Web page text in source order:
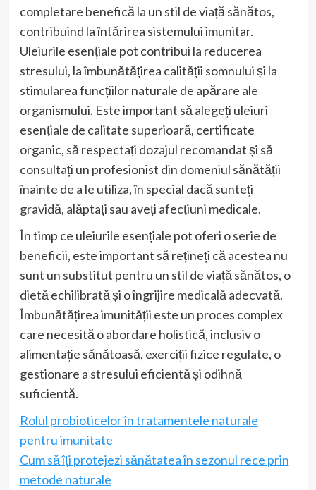
completare benefică la un stil de viață sănătos,
contribuind la întărirea sistemului imunitar.
Uleiurile esențiale pot contribui la reducerea
stresului, la îmbunătățirea calității somnului și la
stimularea funcțiilor naturale de apărare ale
organismului. Este important să alegeți uleiuri
esențiale de calitate superioară, certificate
organic, să respectați dozajul recomandat și să
consultați un profesionist din domeniul sănătății
înainte de a le utiliza, în special dacă sunteți
gravidă, alăptați sau aveți afecțiuni medicale.
În timp ce uleiurile esențiale pot oferi o serie de
beneficii, este important să rețineți că acestea nu
sunt un substitut pentru un stil de viață sănătos, o
dietă echilibrată și o îngrijire medicală adecvată.
Îmbunătățirea imunității este un proces complex
care necesită o abordare holistică, inclusiv o
alimentație sănătoasă, exerciții fizice regulate, o
gestionare a stresului eficientă și odihnă
suficientă.
Rolul probioticelor în tratamentele naturale
pentru imunitate
Cum să îți protejezi sănătatea în sezonul rece prin
metode naturale